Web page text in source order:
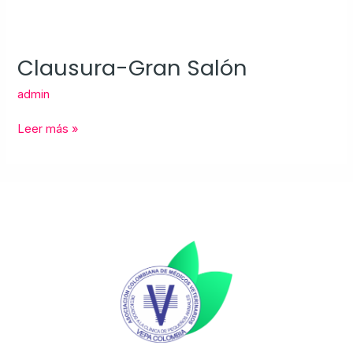
Clausura-Gran Salón
admin
Clausura-
Salón
Leer más »